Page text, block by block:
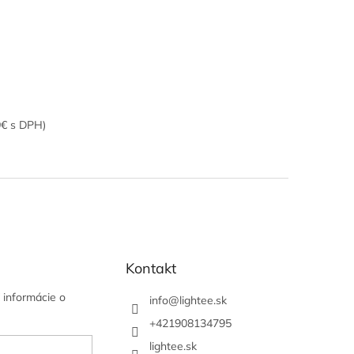
s DPH)
o
Kontakt
info@lightee.sk
+421908134795
lightee.sk